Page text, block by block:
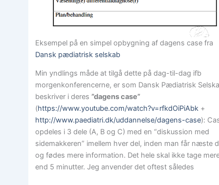
Eksempel på en simpel opbygning af dagens case fra
Dansk pædiatrisk selskab
Min yndlings måde at tilgå dette på dag-til-dag ifb
morgenkonferencerne, er som Dansk Pædiatrisk
beskriver i deres”dagens case”
(https://www.youtube.com/watch?v=rfkdOiPiAbk +
http://www.paediatri.dk/uddannelse/dagens-case):
opdeles i 3 dele (A, B og C) med en “diskussion med
sidemakkeren” imellem hver del, inden man får næste
og fødes mere information. Det hele skal ikke tage
end 5 minutter. Jeg anvender det oftest således